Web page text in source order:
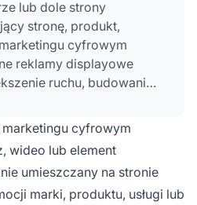
lub dole strony
stronę, produkt,
cyfrowym
reklamy displayowe
ruchu, budowanie
poprzez
i atrakcyjny
cyfrowym
wideo lub element
umieszczany na stronie
marki, produktu, usługi lub